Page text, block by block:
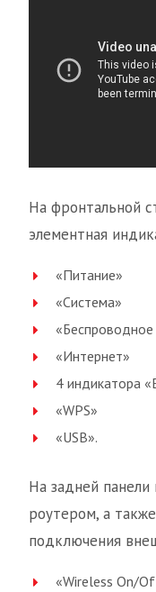
На фронтальной
элементная
«Питание»
«Система»
«Интернет»
4 индикатора
«WPS»
«USB».
На задней панели
роутером, а
подключения
«Wireless On/